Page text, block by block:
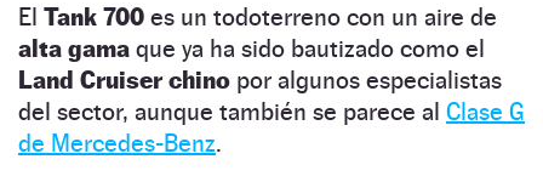
El Tank 700 es un todoterreno con un aire de
alta gama que ya ha sido bautizado como el
Land Cruiser chino por algunos especialistas
del sector, aunque también se parece al Clase G
de Mercedes-Benz.